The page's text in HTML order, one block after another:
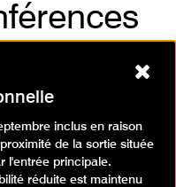
inclus en raison
de la sortie située
l'entrée principale.
réduite est maintenu